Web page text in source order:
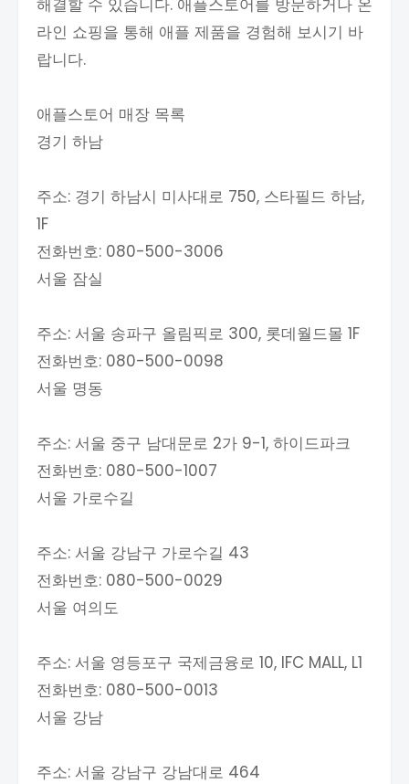
해결할 수 있습니다. 애플스토어를 방문하거나 온
라인 쇼핑을 통해 애플 제품을 경험해 보시기 바
랍니다.
애플스토어 매장 목록
경기 하남
주소: 경기 하남시 미사대로 750, 스타필드 하남,
1F
전화번호: 080-500-3006
서울 잠실
주소: 서울 송파구 올림픽로 300, 롯데월드몰 1F
전화번호: 080-500-0098
서울 명동
주소: 서울 중구 남대문로 2가 9-1, 하이드파크
전화번호: 080-500-1007
서울 가로수길
주소: 서울 강남구 가로수길 43
전화번호: 080-500-0029
서울 여의도
주소: 서울 영등포구 국제금융로 10, IFC MALL, L1
전화번호: 080-500-0013
서울 강남
주소: 서울 강남구 강남대로 464